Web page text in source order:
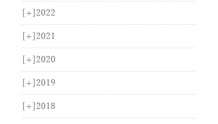
[+] 2022
[+] 2021
[+] 2020
[+] 2019
[+] 2018